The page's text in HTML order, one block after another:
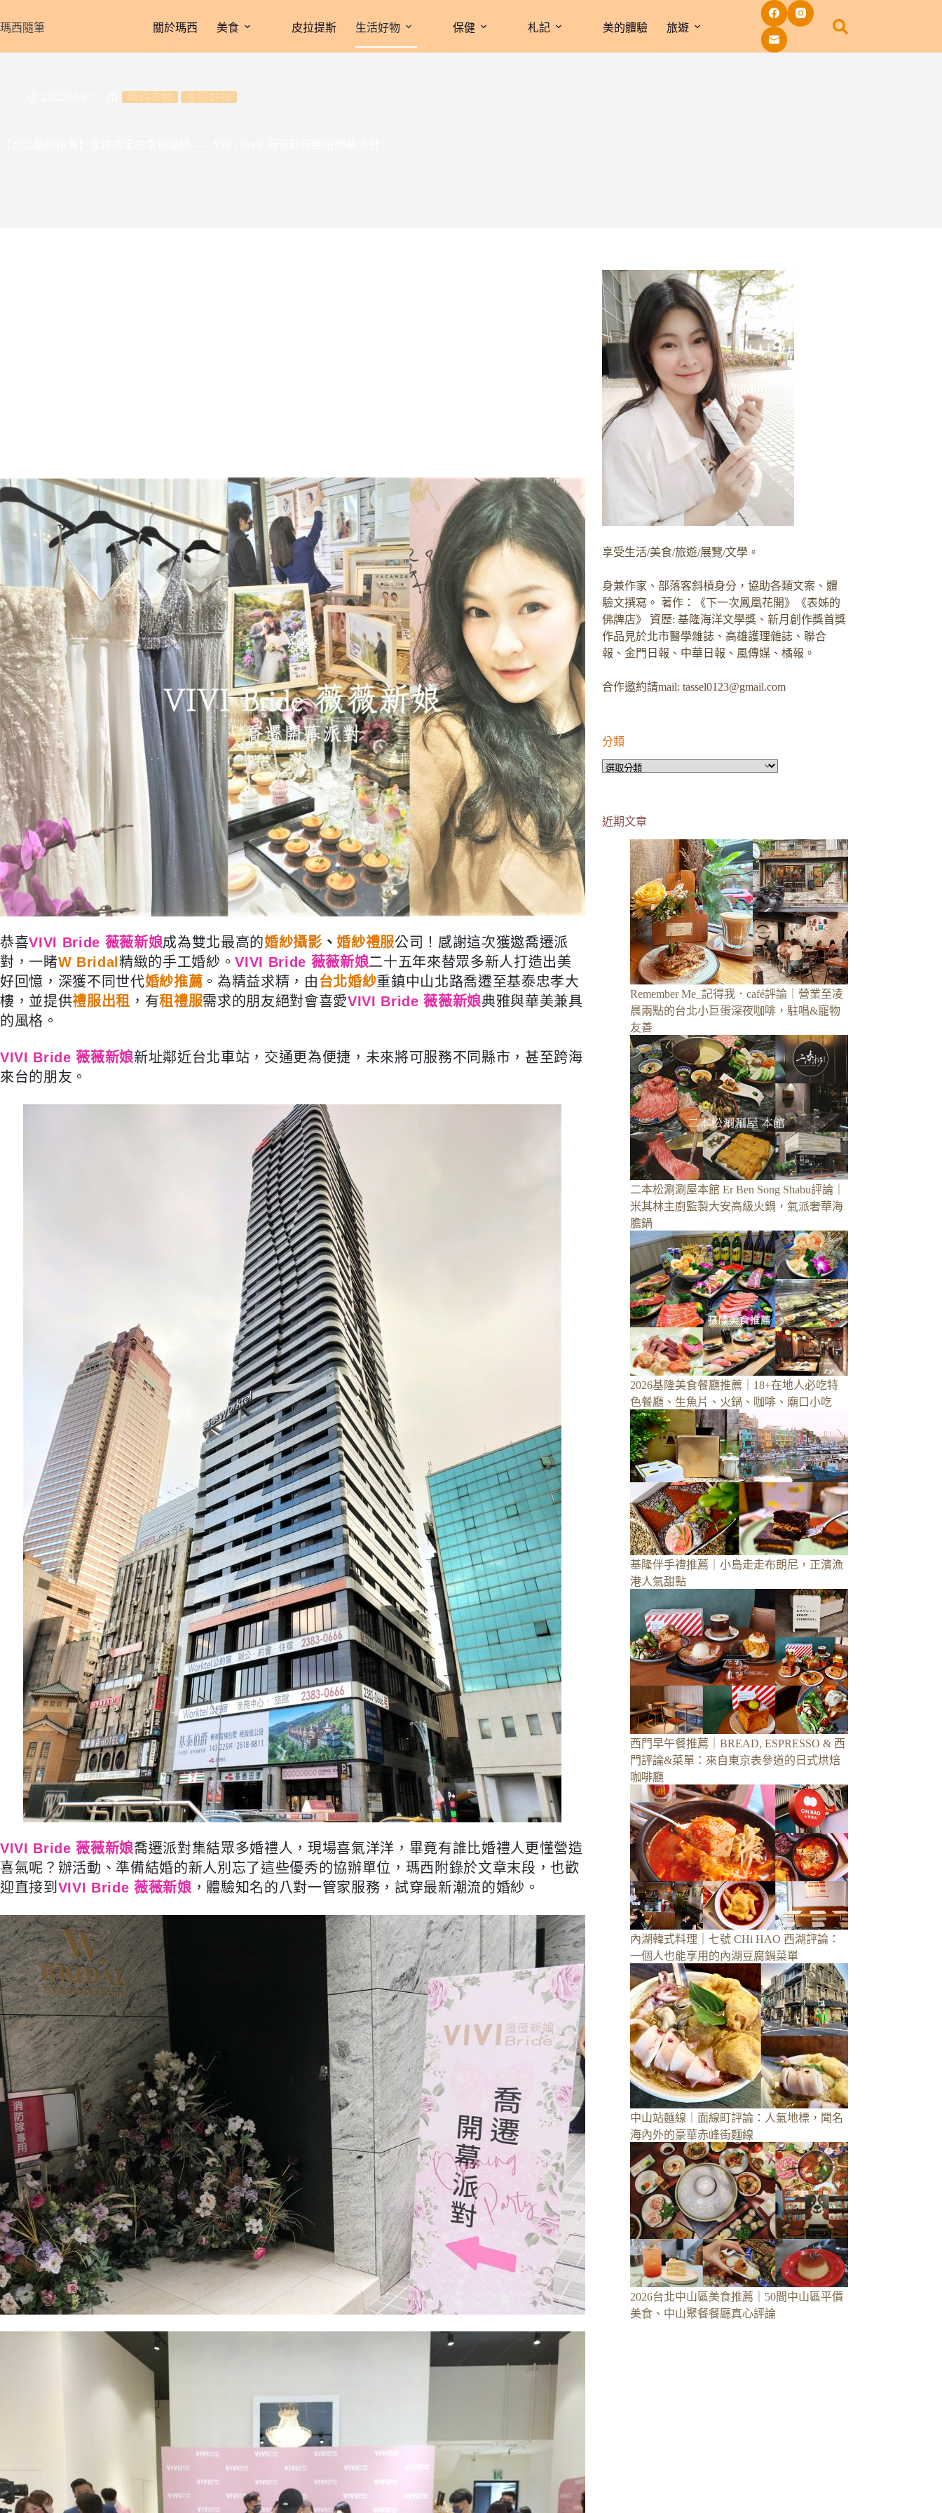
至
瑪西隨筆 關於瑪西 美食 皮拉提斯 生活好物 保健 札記 美的體驗 旅遊
恭喜VIVI Bride 薇薇新娘成為雙北最高的婚紗攝影 、婚紗禮服公司！感謝這次獲邀喬遷派
對，一睹W Bridal精緻的手工婚紗。VIVI Bride 薇薇新娘二十五年來替眾多新人打造出美
好回憶，深獲不同世代婚紗推薦 。為精益求精，由 台北婚紗重鎮中山北路喬遷至基泰忠孝大
樓，並提供禮服出租 ，有租禮服需求的朋友絕對會喜愛VIVI Bride 薇薇新娘典雅與華美兼具
的風格。
VIVI Bride 薇薇新娘新址鄰近台北車站，交通更為便捷，未來將可服務不同縣市，甚至跨海
來台的朋友。
VIVI Bride 薇薇新娘喬遷派對集結眾多婚禮人，現場喜氣洋洋，畢竟有誰比婚禮人更懂營造
喜氣呢？辦活動、準備結婚的新人別忘了這些優秀的協辦單位，瑪西附錄於文章末段，也歡
迎直接到 VIVI Bride 薇薇新娘 ，體驗知名的八對一管家服務，試穿最新潮流的婚紗。
享受生活/美食/旅遊/展覽/文學。
身兼作家、部落客斜槓身分，協助各類文案、體
驗文撰寫。 著作：《下一次鳳凰花開》《表姊的
佛牌店》 資歷: 基隆海洋文學獎、新月創作獎首獎
作品見於北市醫學雜誌、高雄護理雜誌、聯合
報、金門日報、中華日報、風傳媒、橘報。
合作邀約請mail: tassel0123@gmail.com
分類
分
近期文章
Remember Me_記得我．café評論｜營業至凌
晨兩點的台北小巨蛋深夜咖啡，駐唱&寵物
友善
二本松涮涮屋本館 Er Ben Song Shabu評論｜
米其林主廚監製大安高級火鍋，氣派奢華海
膽鍋
2026基隆美食餐廳推薦｜18+在地人必吃特
色餐廳、生魚片、火鍋、咖啡、廟口小吃
基隆伴手禮推薦｜小島走走布朗尼，正濱漁
港人氣甜點
西門早午餐推薦｜BREAD, ESPRESSO & 西
門評論&菜單：來自東京表參道的日式烘焙
咖啡廳
內湖韓式料理｜七號 CHi HAO 西湖評論：
一個人也能享用的內湖豆腐鍋菜單
中山站麵線｜面線町評論：人氣地標，聞名
海內外的豪華赤峰街麵線
2026台北中山區美食推薦｜50間中山區平價
美食、中山聚餐餐廳真心評論